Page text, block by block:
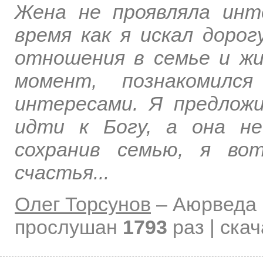
Жена не проявляла
время как я искал
отношения в семье и
момент,
интересами. Я
идти к Богу, а она не
сохранив семью, я
счастья...
Олег Торсунов – Аюрведа
прослушан 1793 раз |